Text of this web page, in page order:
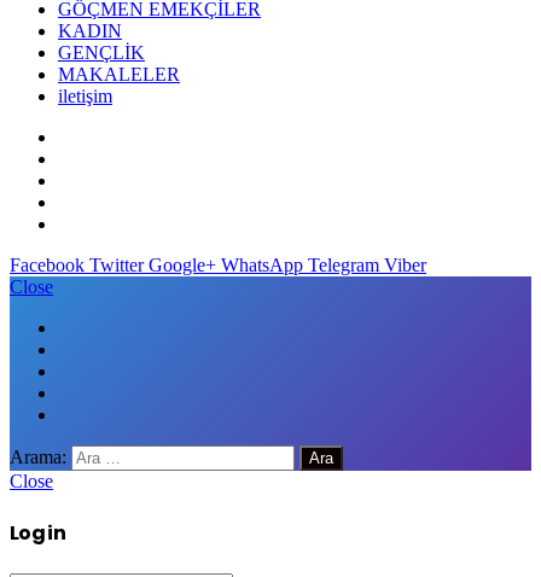
GÖÇMEN EMEKÇİLER
KADIN
GENÇLİK
MAKALELER
iletişim
Facebook Twitter Google+ WhatsApp Telegram Viber
Close
Arama:
Close
Log in